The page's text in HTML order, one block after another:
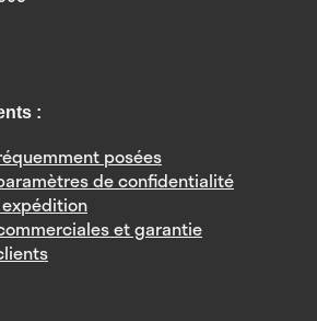
:
posées
de confidentialité
et garantie